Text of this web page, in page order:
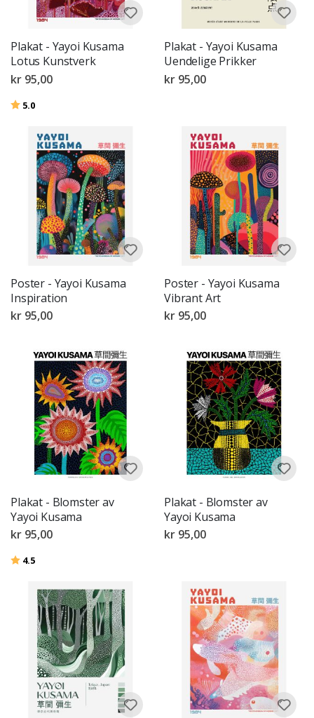
Plakat - Yayoi Kusama
Lotus Kunstverk
kr 95,00
Karakter:
5.0
Plakat - Yayoi Kusama
Uendelige Prikker
kr 95,00
Poster - Yayoi Kusama
Inspiration
kr 95,00
Poster - Yayoi Kusama
Vibrant Art
kr 95,00
Plakat - Blomster av
Yayoi Kusama
kr 95,00
Karakter:
4.5
Plakat - Blomster av
Yayoi Kusama
kr 95,00